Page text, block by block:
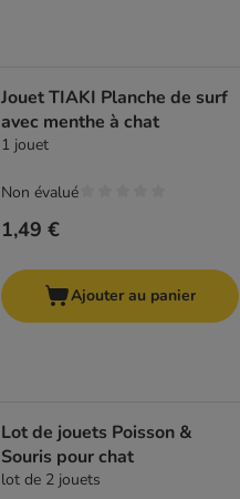
Jouet TIAKI Planche de surf
avec menthe à chat
1 jouet
1,49 €
Non évalué
Ajouter au panier
Lot de jouets Poisson &
Souris pour chat
lot de 2 jouets